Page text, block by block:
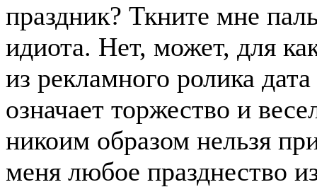
праздник? Ткните мне
идиота. Нет, может, для
из рекламного ролика
означает торжество и
никоим образом нельзя
меня любое празднество